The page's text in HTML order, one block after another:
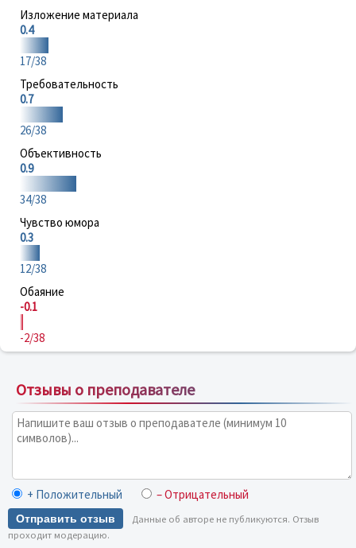
Изложение материала
0.4
17/38
Требовательность
0.7
26/38
Объективность
0.9
34/38
Чувство юмора
0.3
12/38
Обаяние
-0.1
-2/38
Отзывы о преподавателе
+ Положительный – Отрицательный
Отправить отзыв
Данные об авторе не публикуются. Отзыв
проходит модерацию.